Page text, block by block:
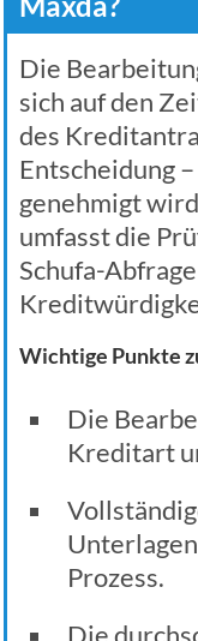
Die
sich auf den
des
Entscheidung
genehmigt
umfasst die
Schufa-
Wichtige Punkte
Die
Kreditart
Prozess.
Die